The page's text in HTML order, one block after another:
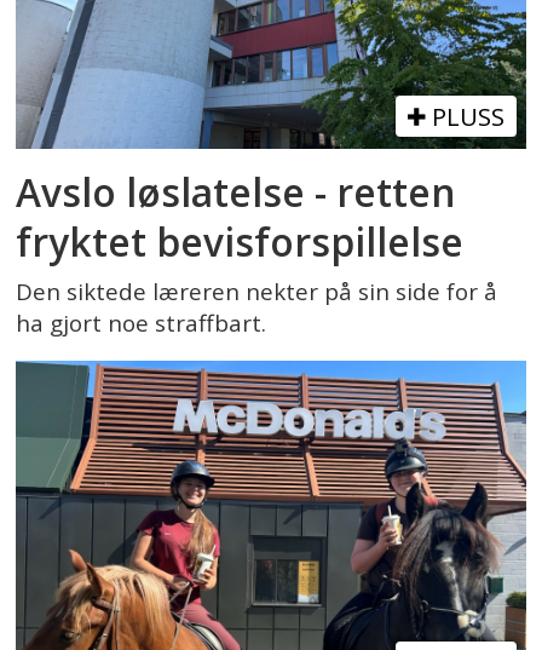
PLUSS
Avslo løslatelse - retten
fryktet bevisforspillelse
Den siktede læreren nekter på sin side for å
ha gjort noe straffbart.